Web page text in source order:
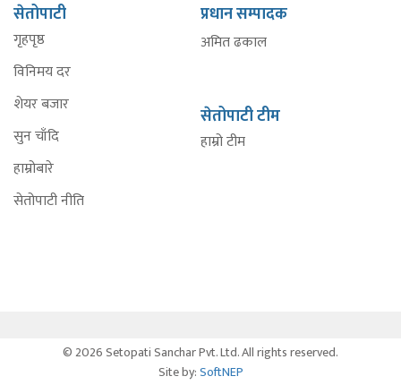
सेतोपाटी
गृहपृष्ठ
विनिमय दर
शेयर बजार
सुन चाँदि
हाम्रोबारे
सेतोपाटी नीति
प्रधान सम्पादक
अमित ढकाल
सेतोपाटी टीम
हाम्रो टीम
© 2026 Setopati Sanchar Pvt. Ltd. All rights reserved.
Site by:SoftNEP